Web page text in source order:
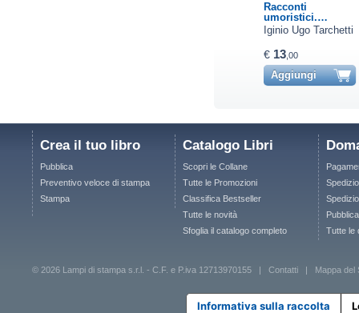
Racconti
umoristici.…
Iginio Ugo Tarchetti
€ 13,00
Aggiungi
Crea il tuo libro
Pubblica
Preventivo veloce di stampa
Stampa
Catalogo Libri
Scopri le Collane
Tutte le Promozioni
Classifica Bestseller
Tutte le novità
Sfoglia il catalogo completo
Tutte le
© 2026 Lampi di stampa s.r.l. - C.F. e P.iva 12713970155 | Contatti Mappa del
Informativa sulla raccolta